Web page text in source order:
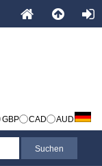
GBP CAD AUD